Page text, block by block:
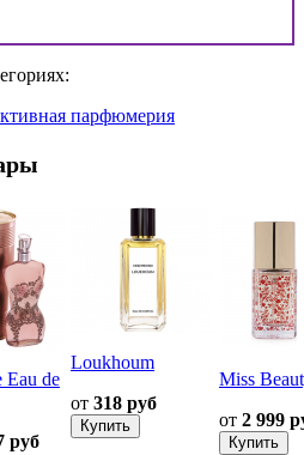
парфюмерия
Eau de
руб
Loukhoum
от 318 руб
Miss
от 2 999